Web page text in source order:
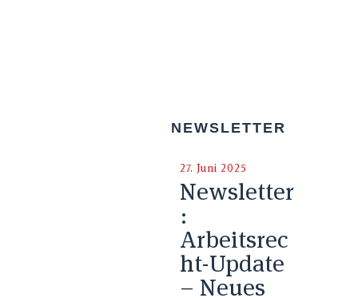
NEWSLETTER
27. Juni 2025
Newsletter
:
Arbeitsrec
ht-Update
– Neues